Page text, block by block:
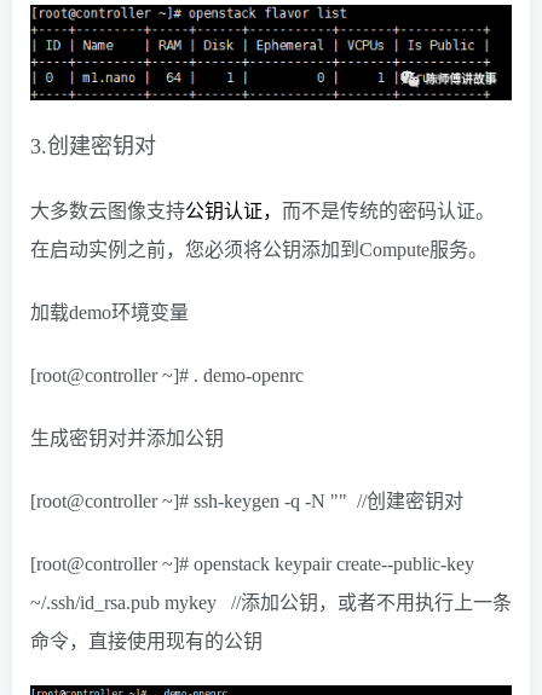
3.创建密钥对
大多数云图像支持公钥认证， 而不是传统的密码认证。
在启动实例之前，您必须将公钥添加到Compute服务。
加载demo环境变量
[root@controller ~]# . demo-openrc
生成密钥对并添加公钥
[root@controller ~]# ssh-keygen -q -N "" //创建密钥对
[root@controller ~]# openstack keypair create--public-key
~/.ssh/id_rsa.pub mykey //添加公钥，或者不用执行上一条
命令，直接使用现有的公钥